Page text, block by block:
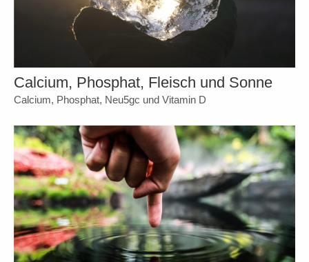
Calcium, Phosphat, Fleisch und Sonne
Calcium, Phosphat, Neu5gc und Vitamin D